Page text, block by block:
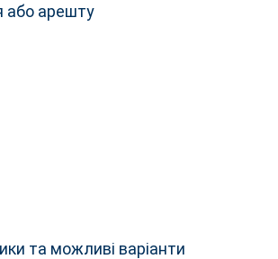
або арешту
та можливі варіанти